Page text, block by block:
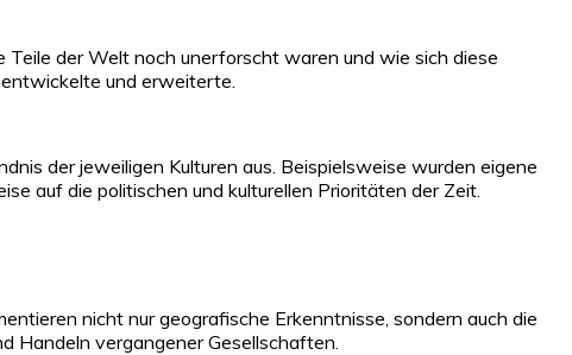
der Welt noch unerforscht waren und wie sich diese
und erweiterte.
der jeweiligen Kulturen aus. Beispielsweise wurden eigene
auf die politischen und kulturellen Prioritäten der Zeit.
nicht nur geografische Erkenntnisse, sondern auch die
Handeln vergangener Gesellschaften.